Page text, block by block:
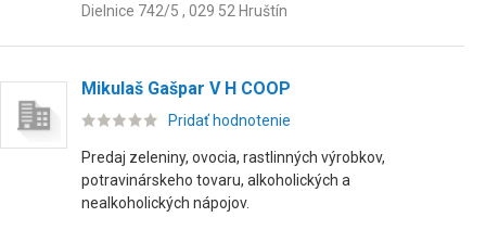
Dielnice 742/5 , 029 52 Hruštín
Mikulaš Gašpar V H COOP
Pridať hodnotenie
Predaj zeleniny, ovocia, rastlinných výrobkov,
potravinárskeho tovaru, alkoholických a
nealkoholických nápojov.